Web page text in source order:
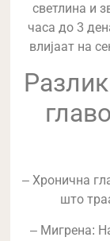
светлина и
часа до 3
влијаат на
– Хронична
што
– Мигрена: